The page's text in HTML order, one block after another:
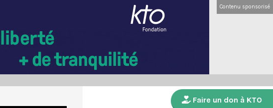
Contenu sponsorisé
Faire un don à KTO